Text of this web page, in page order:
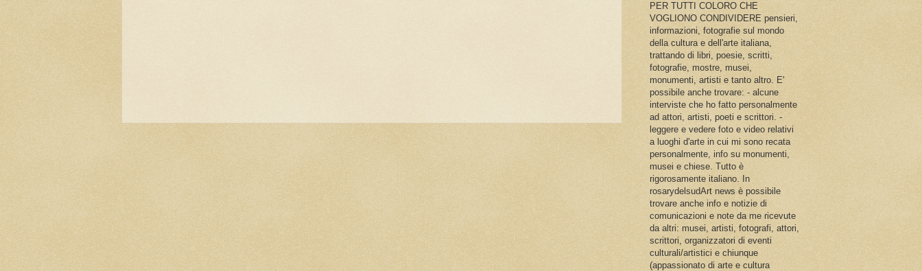
PER TUTTI COLORO CHE
VOGLIONO CONDIVIDERE pensieri,
informazioni, fotografie sul mondo
della cultura e dell'arte italiana,
trattando di libri, poesie, scritti,
fotografie, mostre, musei,
monumenti, artisti e tanto altro. E'
possibile anche trovare: - alcune
interviste che ho fatto personalmente
ad attori, artisti, poeti e scrittori. -
leggere e vedere foto e video relativi
a luoghi d'arte in cui mi sono recata
personalmente, info su monumenti,
musei e chiese. Tutto è
rigorosamente italiano. In
rosarydelsudArt news è possibile
trovare anche info e notizie di
comunicazioni e note da me ricevute
da altri: musei, artisti, fotografi, attori,
scrittori, organizzatori di eventi
culturali/artistici e chiunque
(appassionato di arte e cultura